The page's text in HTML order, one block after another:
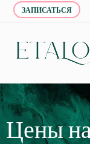
ЗАПИСАТЬСЯ
Цены